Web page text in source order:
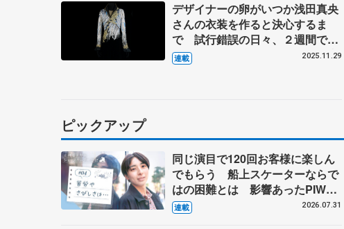
デザイナーの卵がいつか浅田真央
さんの衣装を作ると決心するま
で 試行錯誤の日々、２週間で仕
上げた羽生結弦さんの『オペラ座
の怪人』 伊藤聡美さんインタビ
連載 2025.11.29
ピックアップ
同じ演目で120回お客様に楽しん
でもらう 船上スケーターならで
はの困難とは 影響あったPIW前
キャプテン松永さんの存在
連載 2026.07.31